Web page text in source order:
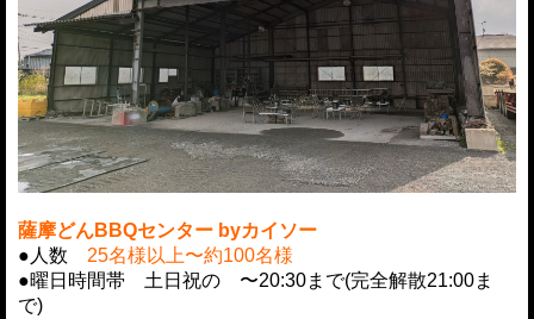
薩摩どんBBQセンター byカイソー
●人数
25名様以上〜約100名様
●曜日時間帯 土日祝の 〜20:30まで(完全解散21:00ま
で)